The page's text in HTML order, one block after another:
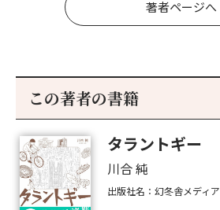
著者ページへ
この著者の書籍
タラントギー
川合 純
出版社名：幻冬舎メディ